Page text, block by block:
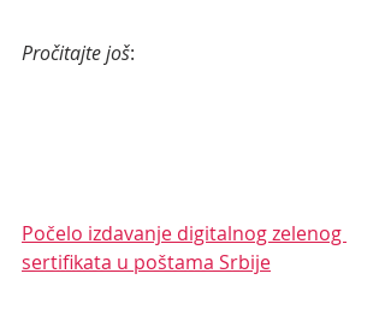
Pročitajte još:
Počelo izdavanje digitalnog zelenog
sertifikata u poštama Srbije